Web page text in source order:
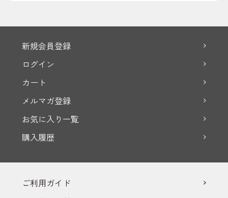
新規会員登録
ログイン
カート
メルマガ登録
お気に入り一覧
購入履歴
ご利用ガイド